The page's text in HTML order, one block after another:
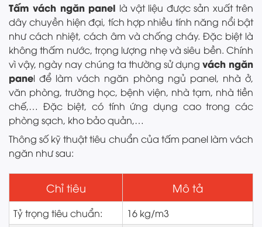
Tấm vách ngăn panel là vật liệu được sản xuất trên
dây chuyền hiện đại, tích hợp nhiều tính năng nổi bật
như cách nhiệt, cách âm và chống cháy. Đặc biệt là
không thấm nước, trọng lượng nhẹ và siêu bền. Chính
vì vậy, ngày nay chúng ta thường sử dụng vách ngăn
panel để làm vách ngăn phòng ngủ panel, nhà ở,
văn phòng, trường học, bệnh viện, nhà tạm, nhà tiền
chế,… Đặc biệt, có tính ứng dụng cao trong các
phòng sạch, kho bảo quản,…
Thông số kỹ thuật tiêu chuẩn của tấm panel làm vách
ngăn như sau:
Chỉ tiêu Mô tả
Tỷ trọng tiêu chuẩn:
16 kg/m3